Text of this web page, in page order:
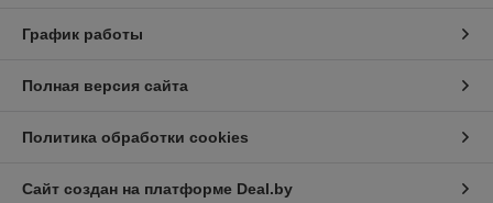
График работы
Полная версия сайта
Политика обработки cookies
Сайт создан на платформе Deal.by